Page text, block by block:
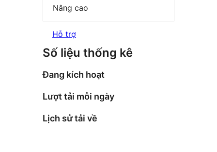
Nâng cao
Hỗ trợ
Số liệu thống kê
Đang kích hoạt
Lượt tải mỗi ngày
Lịch sử tải về